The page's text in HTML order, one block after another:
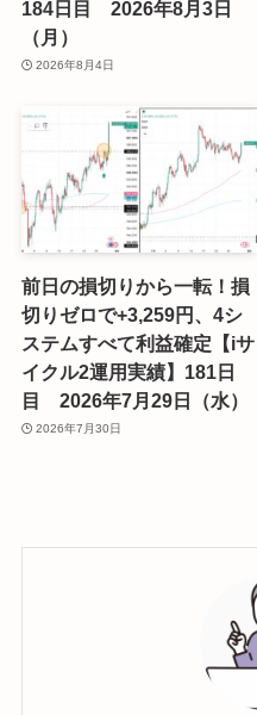
184日目 2026年8月3日
（月）
2026年8月4日
前日の損切りから一転！損
切りゼロで+3,259円、4シ
ステムすべて利益確定【iサ
イクル2運用実績】181日
目 2026年7月29日（水）
2026年7月30日